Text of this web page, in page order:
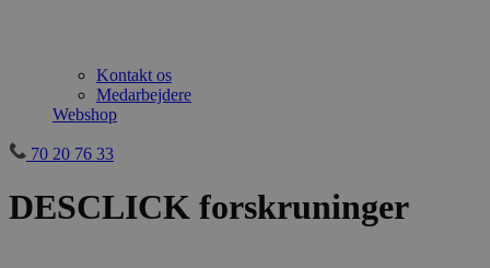
Kontakt os
Medarbejdere
Webshop
70 20 76 33
DESCLICK forskruninger